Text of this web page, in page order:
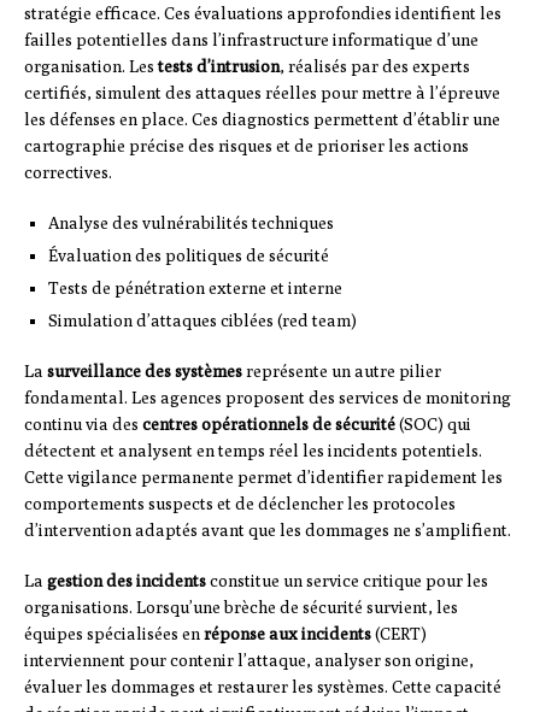
stratégie efficace. Ces évaluations approfondies identifient les
failles potentielles dans l’infrastructure informatique d’une
organisation. Lestests d’intrusion, réalisés par des experts
certifiés, simulent des attaques réelles pour mettre à l’épreuve
les défenses en place. Ces diagnostics permettent d’établir une
cartographie précise des risques et de prioriser les actions
correctives.
Analyse des vulnérabilités techniques
Évaluation des politiques de sécurité
Tests de pénétration externe et interne
Simulation d’attaques ciblées (red team)
La surveillance des systèmesreprésente un autre pilier
fondamental. Les agences proposent des services de monitoring
continu via des centres opérationnels de sécurité(SOC) qui
détectent et analysent en temps réel les incidents potentiels.
Cette vigilance permanente permet d’identifier rapidement les
comportements suspects et de déclencher les protocoles
d’intervention adaptés avant que les dommages ne s’amplifient.
La gestion des incidentsconstitue un service critique pour les
organisations. Lorsqu’une brèche de sécurité survient, les
équipes spécialisées en réponse aux incidents(CERT)
interviennent pour contenir l’attaque, analyser son origine,
évaluer les dommages et restaurer les systèmes. Cette capacité